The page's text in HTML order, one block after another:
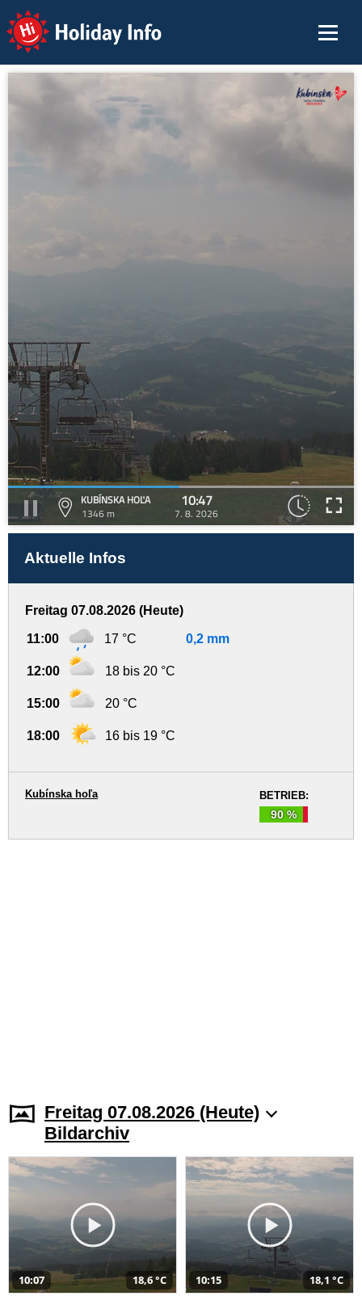
Holiday Info
KUBÍNSKA HOĽA
1346 m
10:47
7. 8. 2026
Aktuelle Infos
Freitag 07.08.2026 (Heute)
11:00 17 °C 0,2 mm
12:00 18 bis 20 °C
15:00 20 °C
18:00 16 bis 19 °C
BETRIEB:
90 %
Kubínska hoľa
Freitag 07.08.2026 (Heute)
Bildarchiv
10:07 18,6 °C 10:15 18,1 °C